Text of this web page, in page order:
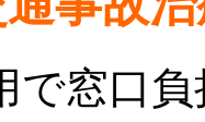
で窓口負